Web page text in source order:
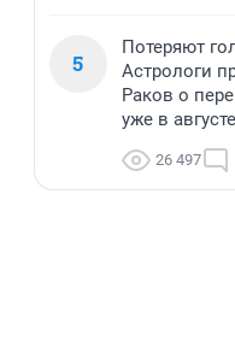
5
Потеряют
Астрологи
Раков о
уже в августе
26 497